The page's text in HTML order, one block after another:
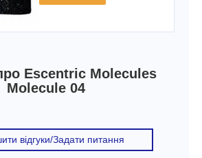
Escentric Molecules
Molecule 04
відгуки/Задати питання